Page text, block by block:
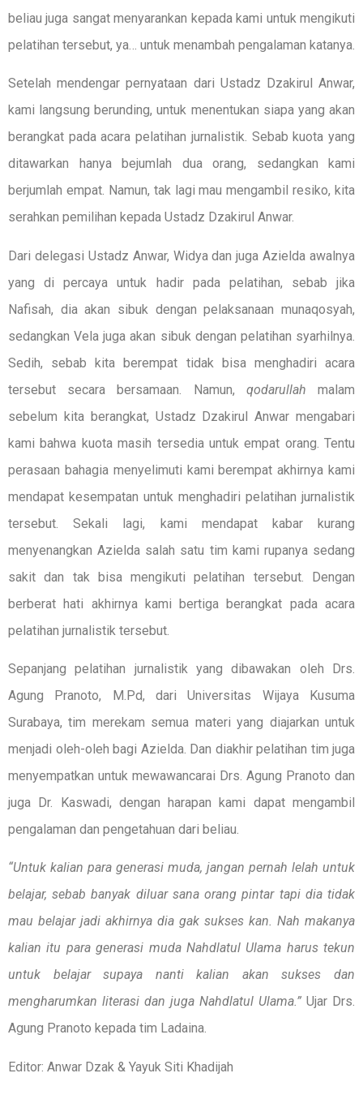
beliau juga sangat menyarankan kepada kami untuk mengikuti
pelatihan tersebut, ya… untuk menambah pengalaman katanya.
Setelah mendengar pernyataan dari Ustadz Dzakirul Anwar,
kami langsung berunding, untuk menentukan siapa yang akan
berangkat pada acara pelatihan jurnalistik. Sebab kuota yang
ditawarkan hanya bejumlah dua orang, sedangkan kami
berjumlah empat. Namun, tak lagi mau mengambil resiko, kita
serahkan pemilihan kepada Ustadz Dzakirul Anwar.
Dari delegasi Ustadz Anwar, Widya dan juga Azielda awalnya
yang di percaya untuk hadir pada pelatihan, sebab jika
Nafisah, dia akan sibuk dengan pelaksanaan munaqosyah,
sedangkan Vela juga akan sibuk dengan pelatihan syarhilnya.
Sedih, sebab kita berempat tidak bisa menghadiri acara
tersebut secara bersamaan. Namun, qodarullah malam
sebelum kita berangkat, Ustadz Dzakirul Anwar mengabari
kami bahwa kuota masih tersedia untuk empat orang. Tentu
perasaan bahagia menyelimuti kami berempat akhirnya kami
mendapat kesempatan untuk menghadiri pelatihan jurnalistik
tersebut. Sekali lagi, kami mendapat kabar kurang
menyenangkan Azielda salah satu tim kami rupanya sedang
sakit dan tak bisa mengikuti pelatihan tersebut. Dengan
berberat hati akhirnya kami bertiga berangkat pada acara
pelatihan jurnalistik tersebut.
Sepanjang pelatihan jurnalistik yang dibawakan oleh Drs.
Agung Pranoto, M.Pd, dari Universitas Wijaya Kusuma
Surabaya, tim merekam semua materi yang diajarkan untuk
menjadi oleh-oleh bagi Azielda. Dan diakhir pelatihan tim juga
menyempatkan untuk mewawancarai Drs. Agung Pranoto dan
juga Dr. Kaswadi, dengan harapan kami dapat mengambil
pengalaman dan pengetahuan dari beliau.
“Untuk kalian para generasi muda, jangan pernah lelah untuk
belajar, sebab banyak diluar sana orang pintar tapi dia tidak
mau belajar jadi akhirnya dia gak sukses kan. Nah makanya
kalian itu para generasi muda Nahdlatul Ulama harus tekun
untuk belajar supaya nanti kalian akan sukses dan
mengharumkan literasi dan juga Nahdlatul Ulama.” Ujar Drs.
Agung Pranoto kepada tim Ladaina.
Editor: Anwar Dzak & Yayuk Siti Khadijah